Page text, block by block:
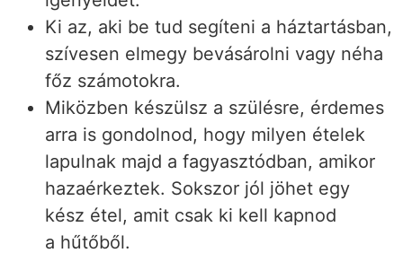
Ki az, aki be tud segíteni a háztartásban,
szívesen elmegy bevásárolni vagy néha
főz számotokra.
Miközben készülsz a szülésre, érdemes
arra is gondolnod, hogy milyen ételek
lapulnak majd a fagyasztódban, amikor
hazaérkeztek. Sokszor jól jöhet egy
kész étel, amit csak ki kell kapnod
a hűtőből.